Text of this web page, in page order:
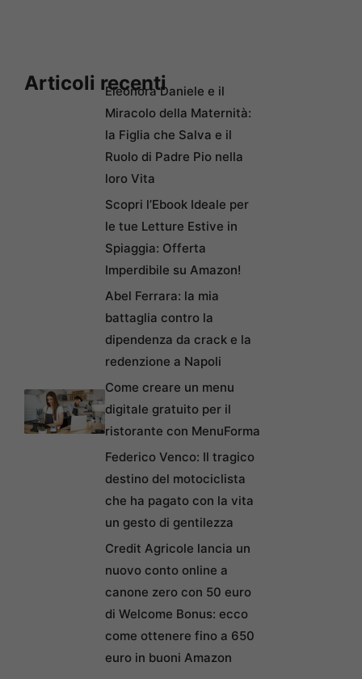
Articoli recentiEleonora Daniele e il
Miracolo della Maternità:
la Figlia che Salva e il
Ruolo di Padre Pio nella
loro Vita
Scopri l’Ebook Ideale per
le tue Letture Estive in
Spiaggia: Offerta
Imperdibile su Amazon!
Abel Ferrara: la mia
battaglia contro la
dipendenza da crack e la
redenzione a Napoli
Come creare un menu
digitale gratuito per il
ristorante con MenuForma
Federico Venco: Il tragico
destino del motociclista
che ha pagato con la vita
un gesto di gentilezza
Credit Agricole lancia un
nuovo conto online a
canone zero con 50 euro
di Welcome Bonus: ecco
come ottenere fino a 650
euro in buoni Amazon